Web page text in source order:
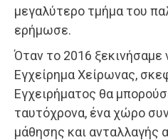
μεγαλύτερο τμήμα του
ερήμωσε.
Όταν το 2016 ξεκινήσαμε
Εγχείρημα Χείρωνας,
Εγχειρήματος θα
ταυτόχρονα, ένα χώρο
μάθησης και